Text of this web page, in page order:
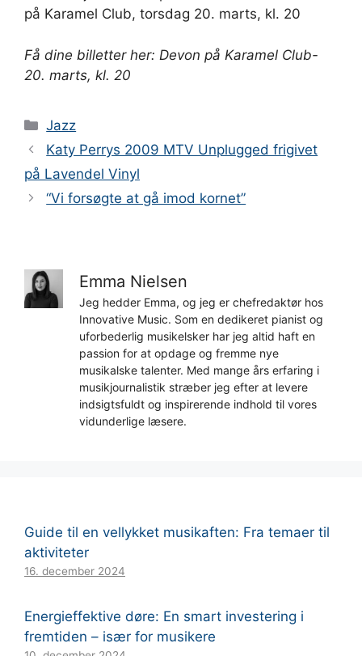
på Karamel Club, torsdag 20. marts, kl. 20
Få dine billetter her: Devon på Karamel Club-
20. marts, kl. 20
Kategorier
Jazz
Katy Perrys 2009 MTV Unplugged frigivet
på Lavendel Vinyl
“Vi forsøgte at gå imod kornet”
Emma Nielsen
Jeg hedder Emma, og jeg er chefredaktør hos
Innovative Music. Som en dedikeret pianist og
uforbederlig musikelsker har jeg altid haft en
passion for at opdage og fremme nye
musikalske talenter. Med mange års erfaring i
musikjournalistik stræber jeg efter at levere
indsigtsfuldt og inspirerende indhold til vores
vidunderlige læsere.
Guide til en vellykket musikaften: Fra temaer til
aktiviteter
16. december 2024
Energieffektive døre: En smart investering i
fremtiden – især for musikere